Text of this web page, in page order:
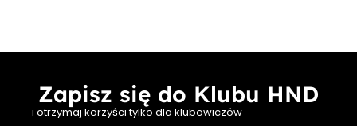
Zapisz się do Klubu HND
i otrzymaj korzyści tylko dla klubowiczów